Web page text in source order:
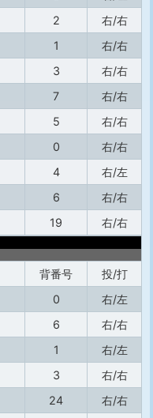
2
右/右
1
右/右
3
右/右
7
右/右
5
右/右
0
右/右
4
右/左
6
右/右
19
右/右
背番号
投/打
0
右/左
6
右/右
1
右/左
3
右/右
24
右/右